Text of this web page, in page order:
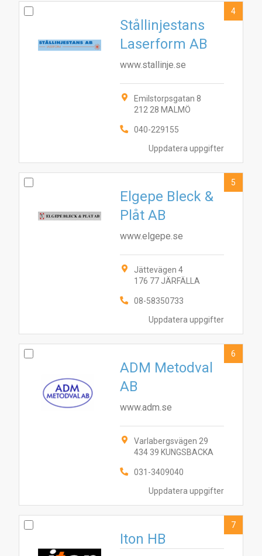
Uppdatera uppgifter
Stållinjestans
Laserform AB
www.stallinje.se
Emilstorpsgatan 8
212 28 MALMÖ
040-229155
4
Uppdatera uppgifter
Elgepe Bleck &
Plåt AB
www.elgepe.se
Jättevägen 4
176 77 JÄRFÄLLA
08-58350733
5
Uppdatera uppgifter
ADM Metodval
AB
www.adm.se
Varlabergsvägen 29
434 39 KUNGSBACKA
031-3409040
6
Iton HB
7